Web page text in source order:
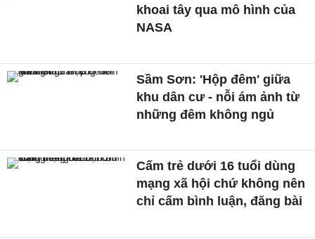
khoai tây qua mô hình của
NASA
Sầm Sơn: 'Hộp đêm' giữa
khu dân cư - nỗi ám ảnh từ
những đêm không ngủ
Cấm trẻ dưới 16 tuổi dùng
mạng xã hội chứ không nên
chỉ cấm bình luận, đăng bài